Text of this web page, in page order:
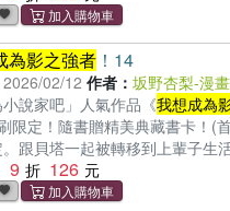
下落不明、其他單位的不正當
男人在新天地也要蹂躪無能之
為影之強者 ！14
2026/02/12 作者： 坂野杏梨-漫畫
說家吧」人氣作品《我想成為
限定！隨書贈精美典藏書卡！(
跟貝塔一起被轉移到上輩子生
──以極度誇張的誤會和壓倒性
9 126